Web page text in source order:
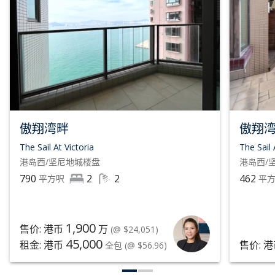
傲翔湾畔
The Sail At Victoria
港岛西/坚尼地城楼盘
790 平方呎 2 2
售价: 港币 1,900 万 (@ $24,051)
租金: 港币 45,000 全包 (@ $56.96)
傲翔
The Sail
港岛西/
462 平
售价: